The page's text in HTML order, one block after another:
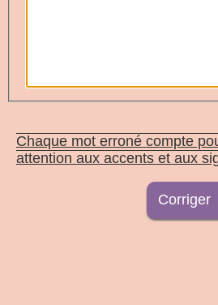
Chaque mot erroné compte
attention aux accents et aux